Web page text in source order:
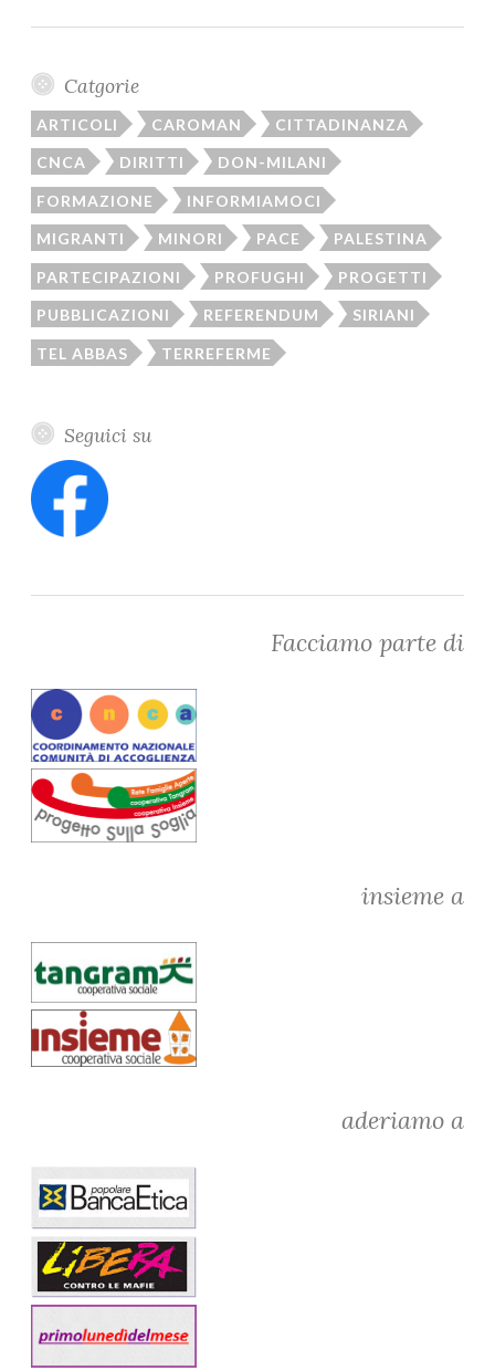
Catgorie
ARTICOLI CAROMAN CITTADINANZA
CNCA DIRITTI DON-MILANI
FORMAZIONE INFORMIAMOCI
MIGRANTI MINORI PACE PALESTINA
PARTECIPAZIONI PROFUGHI PROGETTI
PUBBLICAZIONI REFERENDUM SIRIANI
TEL ABBAS TERREFERME
Seguici su
Facciamo parte di
insieme a
aderiamo a